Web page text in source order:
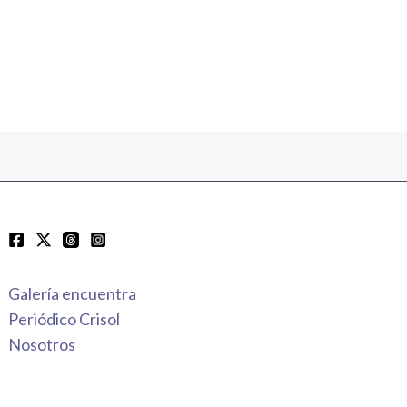
Galería encuentra
Periódico Crisol
Nosotros